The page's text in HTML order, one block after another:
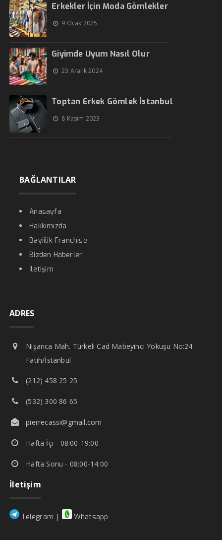
Erkekler İçin Moda Gömlekler
9 Ocak 2025
Giyimde Uyum Nasıl Olur
23 Aralık 2024
Toptan Erkek Gömlek İstanbul
8 Kasım 2023
BAĞLANTILAR
Anasayfa
Hakkımızda
Bayiilik Franchise
Bizden Haberler
İletişim
ADRES
Nişanca Mah. Türkeli Cad Mabeyinci Yokuşu No:24
Fatih/İstanbul
(212) 458 25 25
(532) 300 86 65
pierrecassi@gmail.com
Hafta İçi - 08:00-19:00
Hafta Sonu - 08:00-14:00
İletişim
Telegram | Whatsapp